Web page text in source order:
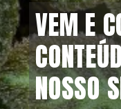
VEM E
NOSSO
VEM E
NOSSO